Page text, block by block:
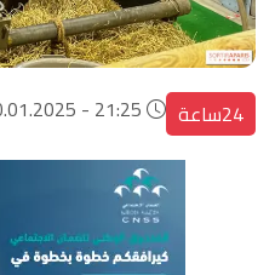
24ساعة